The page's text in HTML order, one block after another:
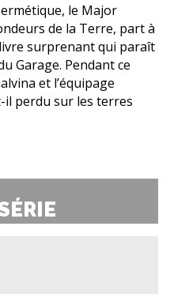
le Major
de la Terre, part à
livre surprenant qui paraît
Garage. Pendant ce
et l’équipage
il perdu sur les terres